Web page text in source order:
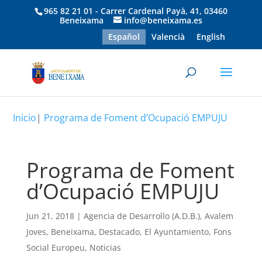
965 82 21 01 - Carrer Cardenal Payà, 41, 03460
Beneixama
info@beneixama.es
Español
Valencià English
Inicio| Programa de Foment d’Ocupació EMPUJU
Programa de Foment
d’Ocupació EMPUJU
Jun 21, 2018| Agencia de Desarrollo (A.D.B.), Avalem
Joves, Beneixama, Destacado, El Ayuntamiento, Fons
Social Europeu, Noticias